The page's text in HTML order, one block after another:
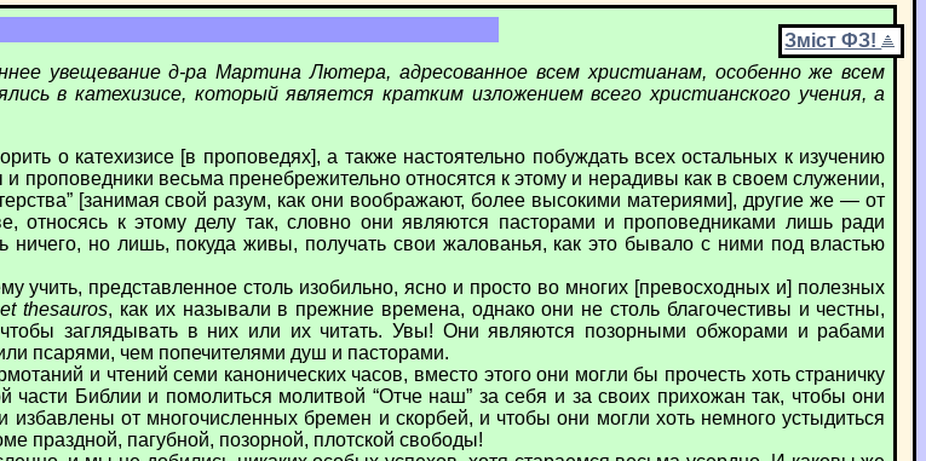
Зміст ФЗ!
увещевание д-ра Мартина Лютера, адресованное всем христианам, особенно же всем
в катехизисе, который является кратким изложением всего христианского учения, а
о катехизисе [в проповедях], а также настоятельно побуждать всех остальных к изучению
проповедники весьма пренебрежительно относятся к этому и нерадивы как в своем служении,
[занимая свой разум, как они воображают, более высокими материями], другие же — от
относясь к этому делу так, словно они являются пасторами и проповедниками лишь ради
но лишь, покуда живы, получать свои жалованья, как это бывало с ними под властью
учить, представленное столь изобильно, ясно и просто во многих [превосходных и] полезных
thesauros, как их называли в прежние времена, однако они не столь благочестивы и честны,
заглядывать в них или их читать. Увы! Они являются позорными обжорами и рабами
псарями, чем попечителями душ и пасторами.
и чтений семи канонических часов, вместо этого они могли бы прочесть хоть страничку
части Библии и помолиться молитвой “Отче наш” за себя и за своих прихожан так, чтобы они
от многочисленных бремен и скорбей, и чтобы они могли хоть немного устыдиться
праздной, пагубной, позорной, плотской свободы!